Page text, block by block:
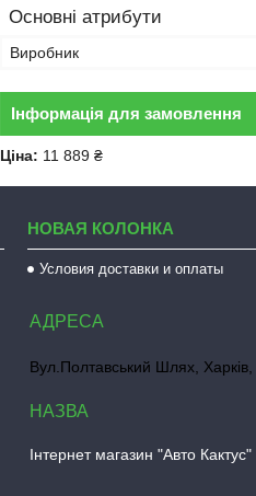
Основні атрибути
Виробник
Інформація для замовлення
Ціна: 11 889 ₴
НОВАЯ КОЛОНКА
Условия доставки и оплаты
Вул.Полтавський Шлях, Харків,
Інтернет магазин "Авто Кактус"